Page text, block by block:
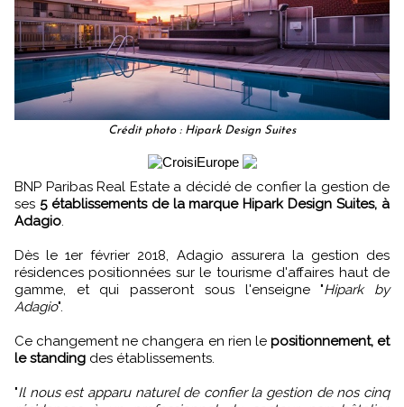
Crédit photo : Hipark Design Suites
BNP Paribas Real Estate a décidé de confier la gestion de
ses 5 établissements de la marque Hipark Design Suites, à
Adagio.
Dès le 1er février 2018, Adagio assurera la gestion des
résidences positionnées sur le tourisme d'affaires haut de
gamme, et qui passeront sous l'enseigne "Hipark by
Adagio".
Ce changement ne changera en rien lepositionnement, et
le standing des établissements.
"Il nous est apparu naturel de confier la gestion de nos cinq